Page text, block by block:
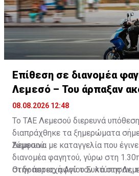
Επίθεση σε διανομέα
Λεμεσό – Του άρπαξαν
παραγγελία
08.08.2026 12:48
Το ΤΑΕ Λεμεσού διερευνά
διαπράχθηκε τα ξημερώματα
Λεμεσού.
Σύμφωνα με καταγγελία που
διανομέα φαγητού, γύρω στη
στην περιοχή Αγίου Συλά στη
Οι δράστες, αφού τον κτύπησαν,